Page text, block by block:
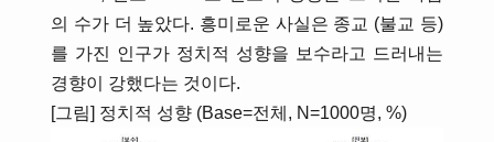
의 수가 더 높았다. 흥미로운 사실은 종교 (불교 등)
를 가진 인구가 정치적 성향을 보수라고 드러내는
경향이 강했다는 것이다.
[그림] 정치적 성향 (Base=전체, N=1000명, %)